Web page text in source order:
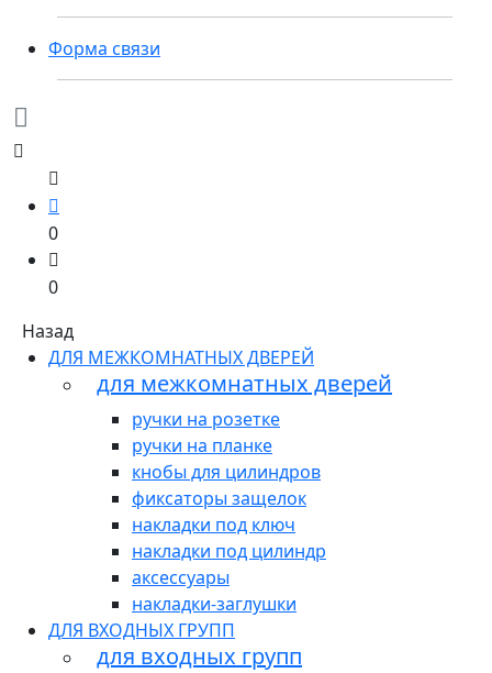
Форма связи
0
0
Назад
ДЛЯ МЕЖКОМНАТНЫХ ДВЕРЕЙ
для межкомнатных дверей
ручки на розетке
ручки на планке
кнобы для цилиндров
фиксаторы защелок
накладки под ключ
накладки под цилиндр
аксессуары
накладки-заглушки
ДЛЯ ВХОДНЫХ ГРУПП
для входных групп